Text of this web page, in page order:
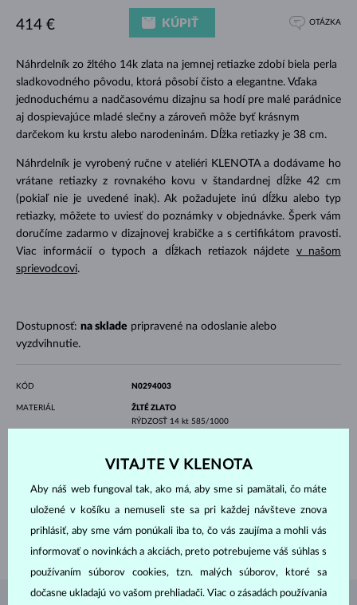
Náhrdelník zo žltého 14k zlata na jemnej retiazke zdobí biela perla
sladkovodného pôvodu, ktorá pôsobí čisto a elegantne. Vďaka
jednoduchému a nadčasovému dizajnu sa hodí pre malé parádnice
aj dospievajúce mladé slečny a zároveň môže byť krásnym
darčekom ku krstu alebo narodeninám. Dĺžka retiazky je 38 cm.
Náhrdelník je vyrobený ručne v ateliéri KLENOTA a dodávame ho
vrátane retiazky z rovnakého kovu v štandardnej dĺžke 42 cm
(pokiaľ nie je uvedené inak). Ak požadujete inú dĺžku alebo typ
retiazky, môžete to uviesť do poznámky v objednávke. Šperk vám
doručíme zadarmo v dizajnovej krabičke a s certifikátom pravosti.
Viac informácií o typoch a dĺžkach retiazok nájdete v našom
sprievodcovi.
Dostupnosť: na sklade pripravené na odoslanie alebo
vyzdvihnutie.
414 € KÚPIŤ OTÁZKA
KÓD N0294003
MATERIÁL
ŽLTÉ ZLATO
RÝDZOSŤ 14 kt 585/1000
FARBAbiela
KVALITA
5.0-5.5 mm
VITAJTE V KLENOTA
Aby náš web fungoval tak, ako má, aby sme si pamätali, čo máte
uložené v košíku a nemuseli ste sa pri každej návšteve znova
prihlásiť, aby sme vám ponúkali iba to, čo vás zaujíma a mohli vás
informovať o novinkách a akciách, preto potrebujeme váš súhlas s
používaním súborov cookies, tzn. malých súborov, ktoré sa
dočasne ukladajú vo vašom prehliadači. Viac o zásadách používania